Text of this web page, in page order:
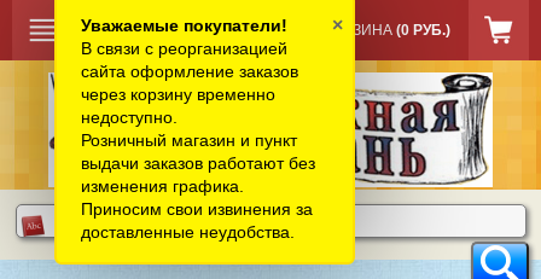
КОРЗИНА (0 РУБ.)
Уважаемые покупатели!
В связи с реорганизацией
сайта оформление заказов
через корзину временно
недоступно.
Розничный магазин и пункт
выдачи заказов работают без
изменения графика.
Приносим свои извинения за
доставленные неудобства.
×